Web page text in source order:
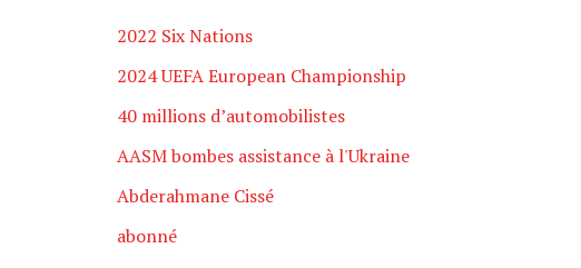
2022 Six Nations
2024 UEFA European Championship
40 millions d’automobilistes
AASM bombes assistance à l'Ukraine
Abderahmane Cissé
abonné